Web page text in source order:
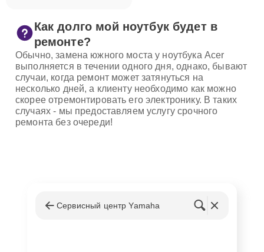
Как долго мой ноутбук будет в
ремонте?
Обычно, замена южного моста у ноутбука Acer
выполняется в течении одного дня, однако, бывают
случаи, когда ремонт может затянуться на
несколько дней, а клиенту необходимо как можно
скорее отремонтировать его электронику. В таких
случаях - мы предоставляем услугу срочного
ремонта без очереди!
Сервисный центр Yamaha